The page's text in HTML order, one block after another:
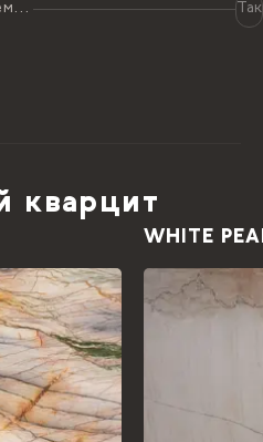
Устойчивость к высоким температурам Так
кварцит
WHITE